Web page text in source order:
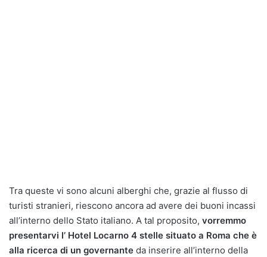
Tra queste vi sono alcuni alberghi che, grazie al flusso di
turisti stranieri, riescono ancora ad avere dei buoni incassi
all’interno dello Stato italiano. A tal proposito, vorremmo
presentarvi l’ Hotel Locarno 4 stelle situato a Roma che è
alla ricerca di un governante da inserire all’interno della